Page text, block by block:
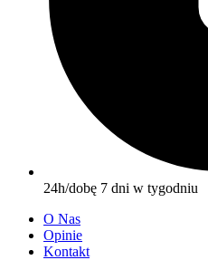
24h/dobę 7 dni w tygodniu
O Nas
Opinie
Kontakt